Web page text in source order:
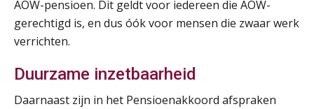
AOW-pensioen. Dit geldt voor iedereen die AOW-
gerechtigd is, en dus óók voor mensen die zwaar werk
verrichten.
Duurzame inzetbaarheid
Daarnaast zijn in het Pensioenakkoord afspraken
25
AUG
Summercourse: Een mindset die kansen ziet en vertrouwen geeft
25
AUG
MOCuitgevers